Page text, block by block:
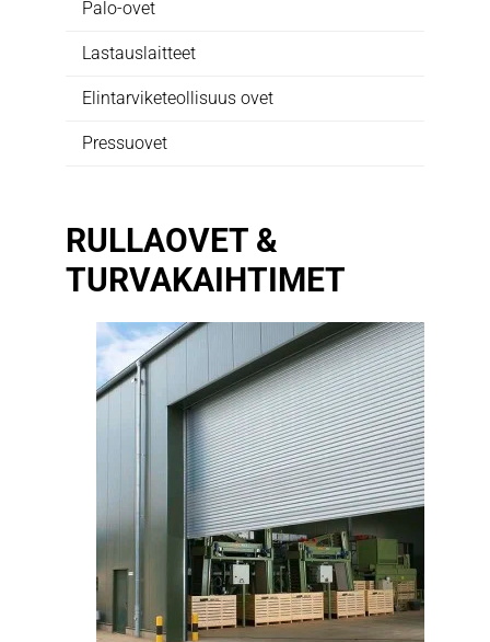
Palo-ovet
Lastauslaitteet
Elintarviketeollisuus ovet
Pressuovet
RULLAOVET &
TURVAKAIHTIMET